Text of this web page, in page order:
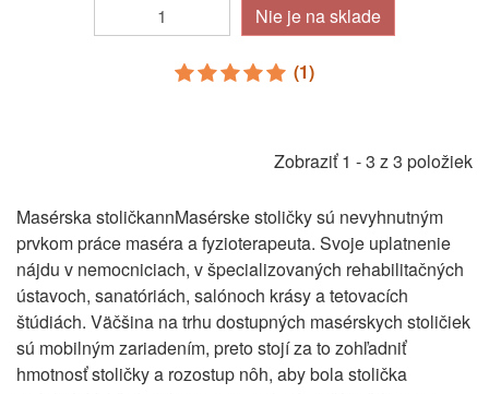
Nie je na sklade
(1)
Zobraziť 1 - 3 z 3 položiek
Masérska stoličkannMasérske stoličky sú nevyhnutným
prvkom práce maséra a fyzioterapeuta. Svoje uplatnenie
nájdu v nemocniciach, v špecializovaných rehabilitačných
ústavoch, sanatóriách, salónoch krásy a tetovacích
štúdiách. Väčšina na trhu dostupných masérskych stoličiek
sú mobilným zariadením, preto stojí za to zohľadniť
hmotnosť stoličky a rozostup nôh, aby bola stolička